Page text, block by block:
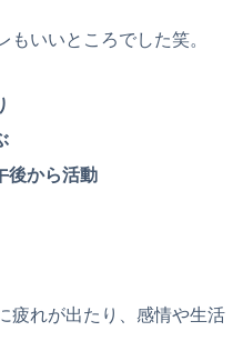
いいところでした笑。
後から活動
疲れが出たり、感情や生活